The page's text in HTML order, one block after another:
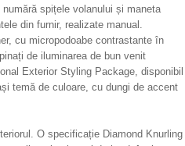
spițele volanului și maneta
din furnir, realizate manual.
cu micropodoabe contrastante în
de iluminarea de bun venit
Exterior Styling Package, disponibil
temă de culoare, cu dungi de accent
O specificație Diamond Knurling